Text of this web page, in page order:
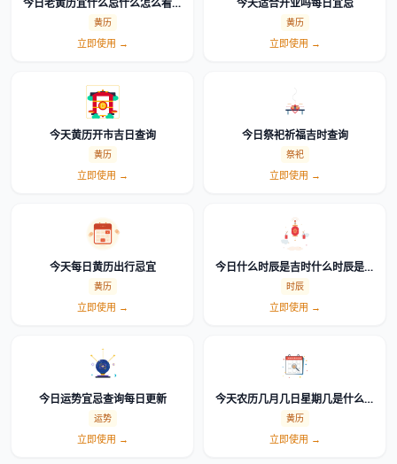
今日老黄历宜什么忌什么怎么看详
细解读
黄历
立即使用 →
今天适合开业吗每日宜忌
黄历
立即使用 →
今天黄历开市吉日查询
黄历
立即使用 →
今日祭祀祈福吉时查询
祭祀
立即使用 →
今天每日黄历出行忌宜
黄历
立即使用 →
今日什么时辰是吉时什么时辰是凶
时详细一览表
时辰
立即使用 →
今日运势宜忌查询每日更新
运势
立即使用 →
今天农历几月几日星期几是什么日
子
黄历
立即使用 →